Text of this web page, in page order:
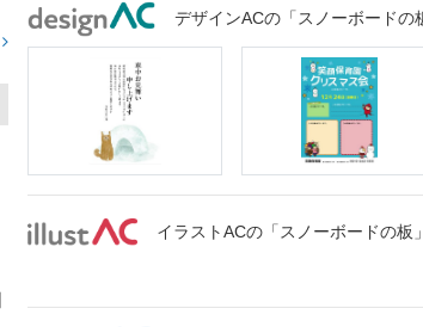
デザインACの「スノーボードの
イラストACの「スノーボードの板